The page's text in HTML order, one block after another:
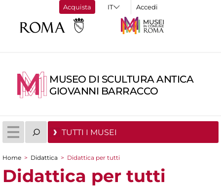
Acquista Accedi
MUSEO DI SCULTURA ANTICA
GIOVANNI BARRACCO
TUTTI I MUSEI
Tu sei qui
Home > Didattica > Didattica per tutti
Didattica per tutti